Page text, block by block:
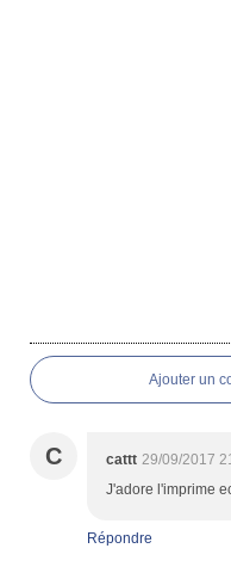
Ajouter un
C cattt 29/09/2017
J'adore l'imprime
Répondre